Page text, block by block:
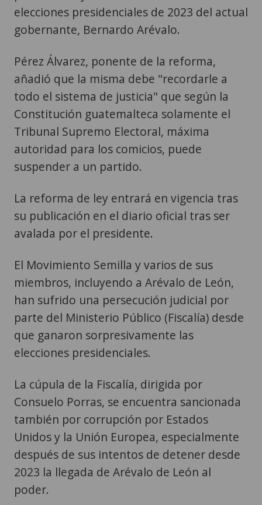
elecciones presidenciales de 2023 del actual
gobernante, Bernardo Arévalo.
Pérez Álvarez, ponente de la reforma,
añadió que la misma debe "recordarle a
todo el sistema de justicia" que según la
Constitución guatemalteca solamente el
Tribunal Supremo Electoral, máxima
autoridad para los comicios, puede
suspender a un partido.
La reforma de ley entrará en vigencia tras
su publicación en el diario oficial tras ser
avalada por el presidente.
El Movimiento Semilla y varios de sus
miembros, incluyendo a Arévalo de León,
han sufrido una persecución judicial por
parte del Ministerio Público (Fiscalía) desde
que ganaron sorpresivamente las
elecciones presidenciales.
La cúpula de la Fiscalía, dirigida por
Consuelo Porras, se encuentra sancionada
también por corrupción por Estados
Unidos y la Unión Europea, especialmente
después de sus intentos de detener desde
2023 la llegada de Arévalo de León al
poder.